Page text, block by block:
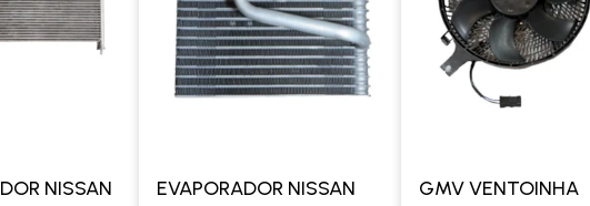
NISSAN
EVAPORADOR NISSAN
GMV VENTOINHA